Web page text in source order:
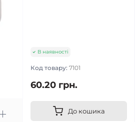
В наявності
Код товару: 7101
60.20 грн.
До кошика